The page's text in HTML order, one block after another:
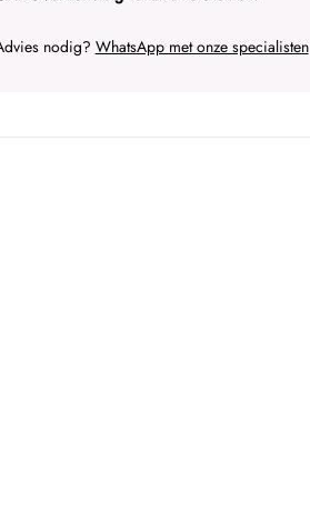
nodig? WhatsApp met onze specialisten